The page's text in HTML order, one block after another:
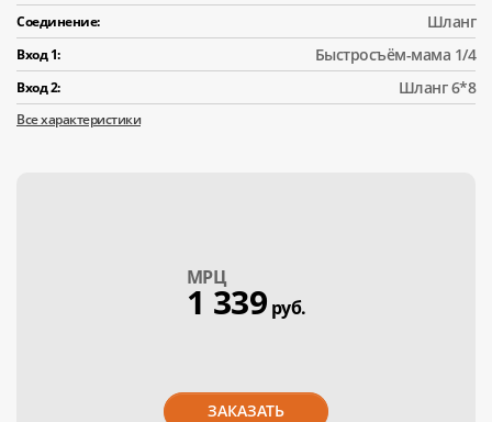
Соединение: Шланг
Вход 1: Быстросъём-мама 1/4
Вход 2: Шланг 6*8
Все характеристики
МPЦ
1 339 руб.
ЗАКАЗАТЬ